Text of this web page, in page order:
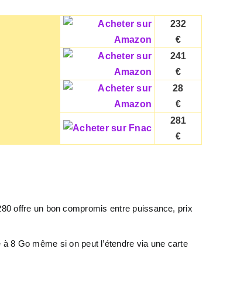
232
€
241
€
28
€
281
€
offre un bon compromis entre puissance, prix
8 Go même si on peut l’étendre via une carte